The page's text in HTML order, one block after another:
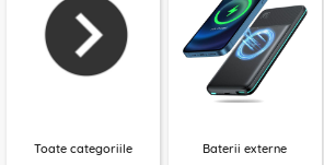
Toate categoriile Baterii externe